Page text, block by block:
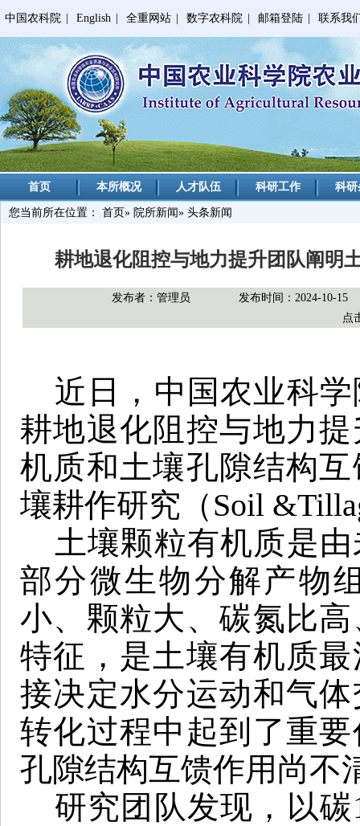
中国农科院 English 全重网站 数字农科院 邮箱登陆 联系我
首页 本所概况 人才队伍 科研工作 科
您当前所在位置： 首页» 院所新闻» 头条新闻
耕地退化阻控与地力提升团队阐明
发布者：管理员
发布时间：2024-10-15
点
近日，中国农业科
耕地退化阻控与地力
机质和土壤孔隙结构
壤耕作研究（Soil
土壤颗粒有机质是
部分微生物分解产物
小、颗粒大、碳氮比
特征，是土壤有机质
接决定水分运动和气
转化过程中起到了重
孔隙结构互馈作用尚不
研究团队发现，以